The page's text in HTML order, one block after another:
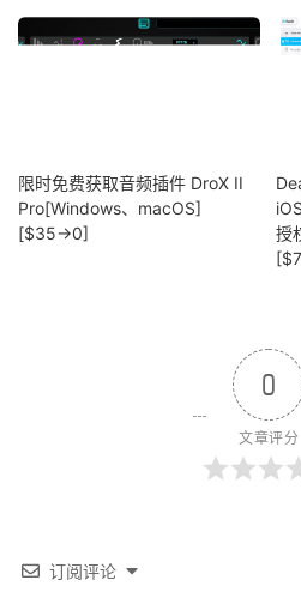
限时免费获取音频插件 DroX II
Pro[Windows、macOS]
[$35→0]
授
0
文章评分
订阅评论